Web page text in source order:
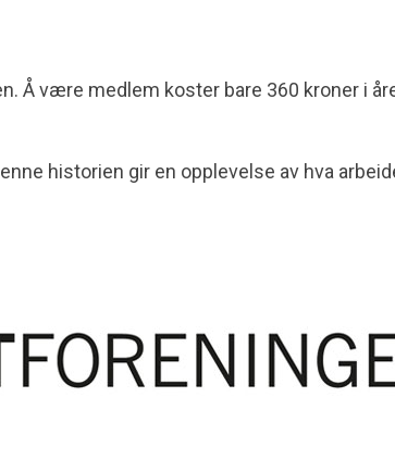
Å være medlem koster bare 360 kroner i
historien gir en opplevelse av hva